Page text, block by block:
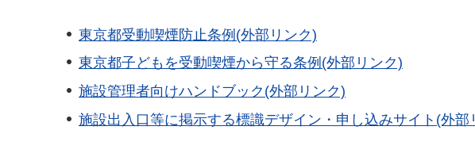
東京都受動喫煙防止条例(外部リンク)
東京都子どもを受動喫煙から守る条例(外部リンク)
施設管理者向けハンドブック(外部リンク)
施設出入口等に掲示する標識デザイン・申し込みサイト(外部